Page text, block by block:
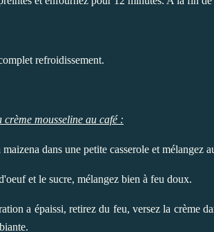
refroidissement.
mousseline au café :
dans une petite casserole et mélangez
et le sucre, mélangez bien à feu doux.
a épaissi, retirez du feu, versez la crème